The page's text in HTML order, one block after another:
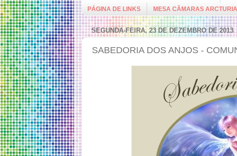
PÁGINA DE LINKS
MESA CÂMARAS
SEGUNDA-FEIRA, 23 DE DEZEMBRO DE 2013
SABEDORIA DOS ANJOS -